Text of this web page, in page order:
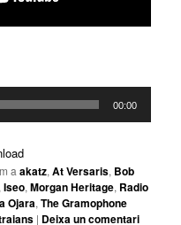
00:00
a akatz,At Versaris, Bob
,Iseo,Morgan Heritage, Radio
Ojara,The Gramophone
| Deixa un comentari